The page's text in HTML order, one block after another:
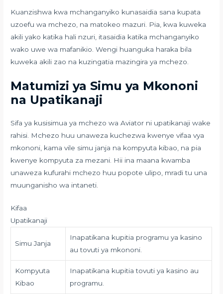
Kuanzishwa kwa mchanganyiko kunasaidia sana kupata
uzoefu wa mchezo, na matokeo mazuri. Pia, kwa kuweka
akili yako katika hali nzuri, itasaidia katika mchanganyiko
wako uwe wa mafanikio. Wengi huanguka haraka bila
kuweka akili zao na kuzingatia mazingira ya mchezo.
Matumizi ya Simu ya Mkononi
na Upatikanaji
Sifa ya kusisimua ya mchezo wa Aviator ni upatikanaji wake
rahisi. Mchezo huu unaweza kuchezwa kwenye vifaa vya
mkononi, kama vile simu janja na kompyuta kibao, na pia
kwenye kompyuta za mezani. Hii ina maana kwamba
unaweza kufurahi mchezo huu popote ulipo, mradi tu una
muunganisho wa intaneti.
Kifaa
Upatikanaji
Simu Janja
Inapatikana kupitia programu ya kasino
au tovuti ya mkononi.
Kompyuta
Kibao
Inapatikana kupitia tovuti ya kasino au
programu.